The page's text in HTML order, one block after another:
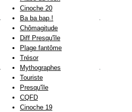
Cinoche 20
Ba ba bap !
Chômagitude
Diff Presqu'île
Plage fantôme
Trésor
Mythographes
Touriste
Presqu'île
CQFD
Cinoche 19